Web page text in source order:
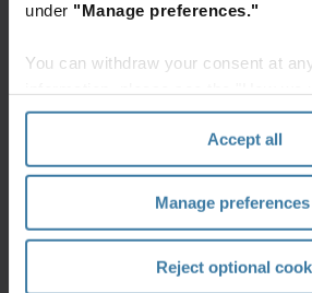
under "Manage preferences."
You can withdraw your consent at
section" of ourPrivacy Policy.
Accept all
Manage preferences
Reject optional
jednog radnog dana.
Login and bill
Log in to your account or learn
Get started